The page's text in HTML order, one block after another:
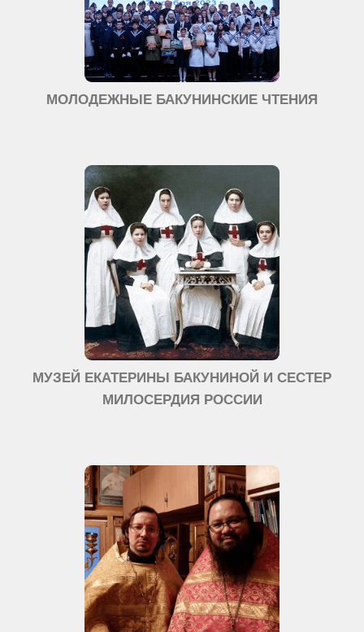
МОЛОДЕЖНЫЕ БАКУНИНСКИЕ ЧТЕНИЯ
МУЗЕЙ ЕКАТЕРИНЫ БАКУНИНОЙ И СЕСТЕР
МИЛОСЕРДИЯ РОССИИ